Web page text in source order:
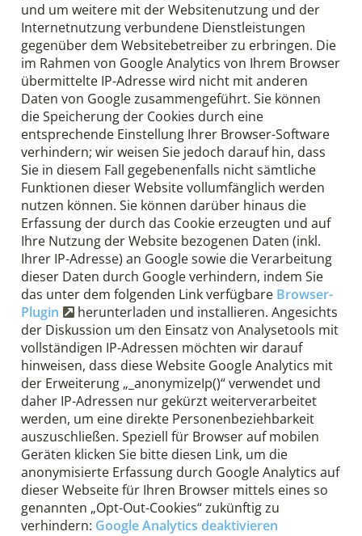
und um weitere mit der Websitenutzung und der
Internetnutzung verbundene Dienstleistungen
gegenüber dem Websitebetreiber zu erbringen. Die
im Rahmen von Google Analytics von Ihrem Browser
übermittelte IP-Adresse wird nicht mit anderen
Daten von Google zusammengeführt. Sie können
die Speicherung der Cookies durch eine
entsprechende Einstellung Ihrer Browser-Software
verhindern; wir weisen Sie jedoch darauf hin, dass
Sie in diesem Fall gegebenenfalls nicht sämtliche
Funktionen dieser Website vollumfänglich werden
nutzen können. Sie können darüber hinaus die
Erfassung der durch das Cookie erzeugten und auf
Ihre Nutzung der Website bezogenen Daten (inkl.
Ihrer IP-Adresse) an Google sowie die Verarbeitung
dieser Daten durch Google verhindern, indem Sie
das unter dem folgenden Link verfügbare Browser-
Plugin
herunterladen und installieren. Angesichts
der Diskussion um den Einsatz von Analysetools mit
vollständigen IP-Adressen möchten wir darauf
hinweisen, dass diese Website Google Analytics mit
der Erweiterung „_anonymizeIp()“ verwendet und
daher IP-Adressen nur gekürzt weiterverarbeitet
werden, um eine direkte Personenbeziehbarkeit
auszuschließen. Speziell für Browser auf mobilen
Geräten klicken Sie bitte diesen Link, um die
anonymisierte Erfassung durch Google Analytics auf
dieser Webseite für Ihren Browser mittels eines so
genannten „Opt-Out-Cookies“ zukünftig zu
verhindern: Google Analytics deaktivieren